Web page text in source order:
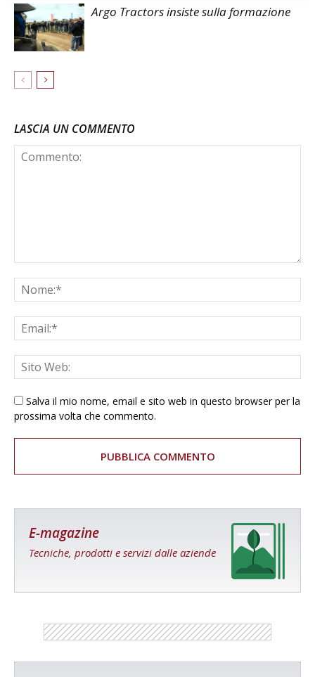
Argo Tractors insiste sulla formazione
LASCIA UN COMMENTO
Salva il mio nome, email e sito web in questo browser per la
prossima volta che commento.
E-magazine
Tecniche, prodotti e servizi dalle aziende